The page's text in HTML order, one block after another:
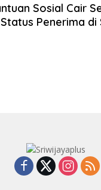
Sosial Cair
Penerima di